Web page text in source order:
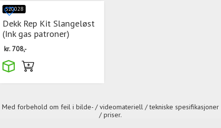
520028
Dekk Rep Kit Slangeløst
(Ink gas patroner)
kr. 708,-
Med forbehold om feil i bilde- / videomateriell / tekniske spesifikasjoner
/ priser.